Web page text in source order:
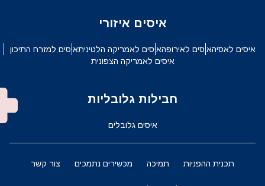
איסים איזורי
איסים לאסיהאיסים לאירופהאיסים לאמריקה הלטיניתאיסים למזרח התיכון
איסים לאמריקה הצפונית
חבילות גלובליות
איסים גלובלים
תכנית ההפניות תמיכה מכשירים נתמכים צור קשר